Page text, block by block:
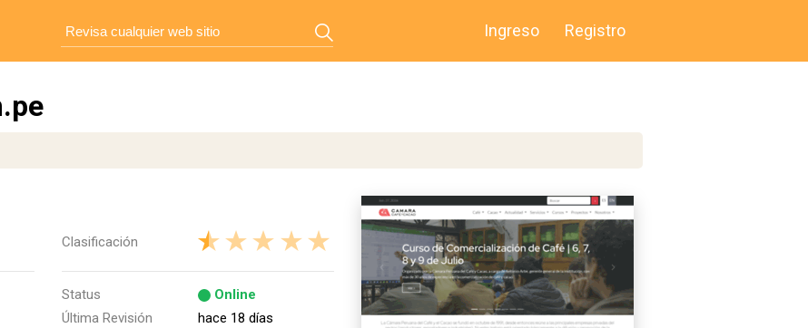
Ingreso Registro
Clasificación
Status
Online
Última Revisión
hace 18 días